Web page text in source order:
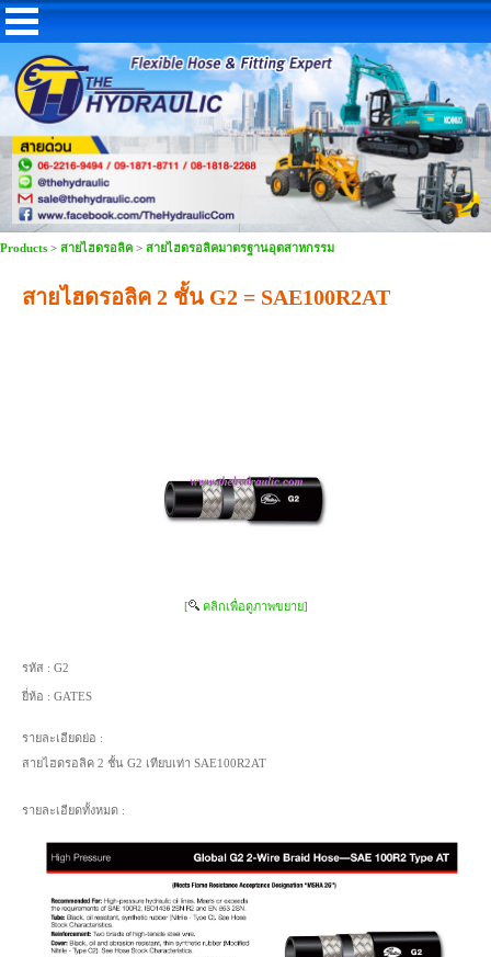
Products > สายไฮดรอลิค > สายไฮดรอลิคมาตรฐานอุตสาหกรรม
สายไฮดรอลิค 2 ชั้น G2 = SAE100R2AT
[ คลิกเพื่อดูภาพขยาย]
รหัส : G2
ยี่ห้อ : GATES
รายละเอียดย่อ :
สายไฮดรอลิค 2 ชั้น G2 เทียบเท่า SAE100R2AT
รายละเอียดทั้งหมด :